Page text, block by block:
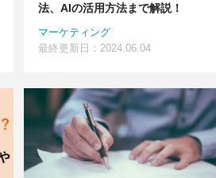
法、AIの活用方法まで解説！
マーケティング
最終更新日：2024.06.04